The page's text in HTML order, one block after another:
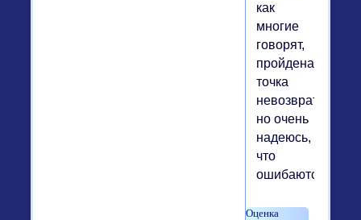
как
многие
говорят,
пройдена
точка
невозврата,
но очень
надеюсь,
что
ошибаются.